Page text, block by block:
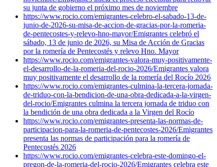
su junta de gobierno el próximo mes de noviembre
https://www.rocio.com/emigrantes-celebro-el-sabado-13-de-
junio-de-2026-su-misa-de-accion-de-gracias-por-la-romeria-
de-pentecostes-y-relevo-hno-mayor/Emigrantes celebró el
sábado, 13 de junio de 2026, su Misa de Acción de Gracias
por la romería de Pentecostés y relevo Hno. Mayor
https://www.rocio.com/emigrantes-valora-muy-positivamente-
el-desarrollo-de-la-romeria-del-rocio-2026/Emigrantes valora
muy positivamente el desarrollo de la romería del Rocío 2026
https://www.rocio.com/emigrantes-culmina-la-tercera-jornada-
de-triduo-con-la-bendicion-de-una-obra-dedicada-a-la-virgen-
del-rocio/Emigrantes culmina la tercera jornada de triduo con
la bendición de una obra dedicada a la Virgen del Rocío
https://www.rocio.com/emigrantes-presenta-las-normas-de-
participacion-para-la-romeria-de-pentecostes-2026/Emigrantes
presenta las normas de participación para la romería de
Pentecostés 2026
https://www.rocio.com/emigrantes-celebra-este-domingo-el-
pregon-de-la-romeria-del-rocio-2026/Emigrantes celebra este